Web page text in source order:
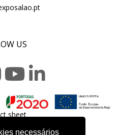
necessários
US
sheet